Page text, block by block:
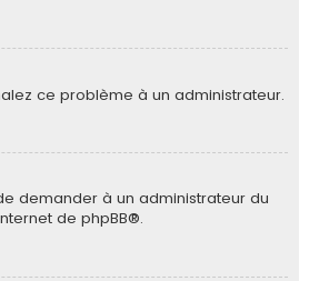
ce problème à un administrateur.
demander à un administrateur du
de phpBB®.